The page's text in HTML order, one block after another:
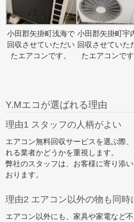
小田郡矢掛町浅海で
回収させていただい
たエアコンです。
小田郡矢掛町宇
回収させていた
たエアコンです
Y.Mエコが選ばれる理由
理由1 スタッフの人柄がよい
エアコン無料回収サービスを選ぶ際
れる業者かどうかを重視します。
弊社のスタッフは、お客様に寄り添
おります。
理由2 エアコン以外の物も同時
エアコン以外にも、家具や家電など